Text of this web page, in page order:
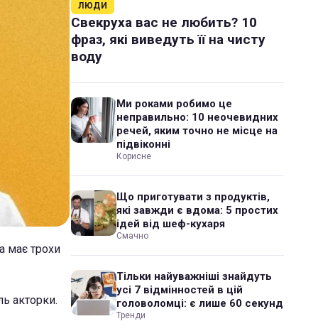
має трохи
акторки.
ЛЮДИ
Свекруха вас не любить? 10
фраз, які виведуть її на чисту
воду
Ми роками робимо це
неправильно: 10 неочевидних
речей, яким точно не місце на
підвіконні
Корисне
Що приготувати з продуктів,
які завжди є вдома: 5 простих
ідей від шеф-кухаря
Смачно
Тільки найуважніші знайдуть
усі 7 відмінностей в цій
головоломці: є лише 60 секунд
Тренди